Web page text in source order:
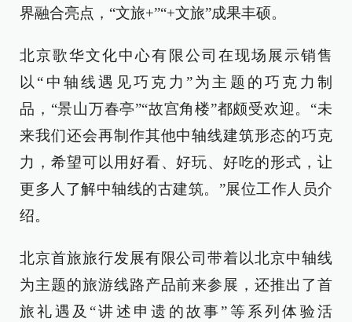
界融合亮点，“文旅+”“+文旅”成果丰硕。
北京歌华文化中心有限公司在现场展示销售
以“中轴线遇见巧克力”为主题的巧克力制
品，“景山万春亭”“故宫角楼”都颇受欢迎。“未
来我们还会再制作其他中轴线建筑形态的巧克
力，希望可以用好看、好玩、好吃的形式，让
更多人了解中轴线的古建筑。”展位工作人员介
绍。
北京首旅旅行发展有限公司带着以北京中轴线
为主题的旅游线路产品前来参展，还推出了首
旅礼遇及“讲述申遗的故事”等系列体验活